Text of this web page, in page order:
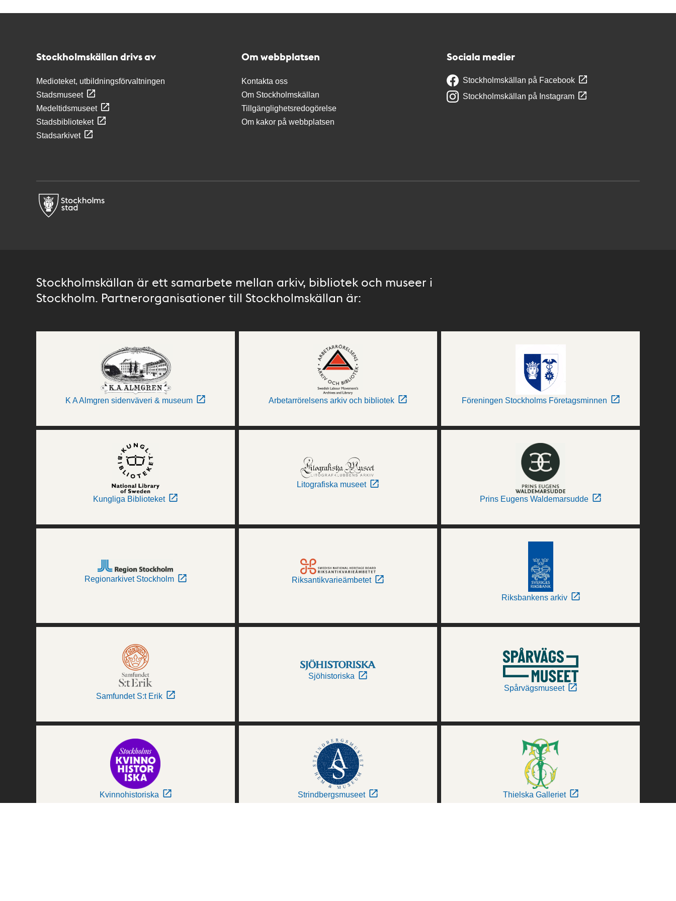
Stockholmskällan drivs av
Medioteket, utbildningsförvaltningen
Stadsmuseet
Medeltidsmuseet
Stadsbiblioteket
Stadsarkivet
Om webbplatsen
Kontakta oss
Om Stockholmskällan
Tillgänglighetsredogörelse
Om kakor på webbplatsen
Sociala medier
Stockholmskällan på Facebook
Stockholmskällan på Instagram
Stockholmskällan är ett samarbete mellan arkiv, bibliotek och museer i
Stockholm. Partnerorganisationer till Stockholmskällan är:
K A Almgren sidenväveri & museum Arbetarrörelsens arkiv och bibliotek Föreningen Stockholms Företagsminnen
Kungliga Biblioteket
Litografiska museet
Prins Eugens Waldemarsudde
Regionarkivet Stockholm Riksantikvarieämbetet
Riksbankens arkiv
Samfundet S:t Erik
Sjöhistoriska
Spårvägsmuseet
Kvinnohistoriska Strindbergsmuseet Thielska Galleriet